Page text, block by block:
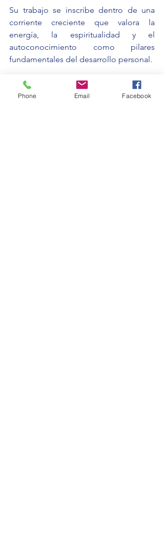
Su trabajo se inscribe dentro de una
corriente creciente que valora la
energía, la espiritualidad y el
autoconocimiento como pilares
fundamentales del desarrollo personal.
Contacto: tarellano48@hotmail.com
Phone Email Facebook